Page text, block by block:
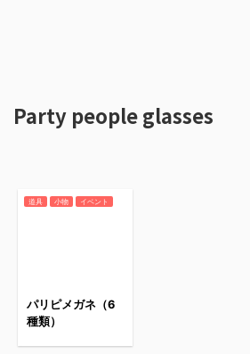
Party people glasses
道具 小物 イベント
パリピメガネ（6
種類）